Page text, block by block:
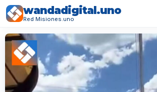
wandadigital.uno
Red Misiones.uno